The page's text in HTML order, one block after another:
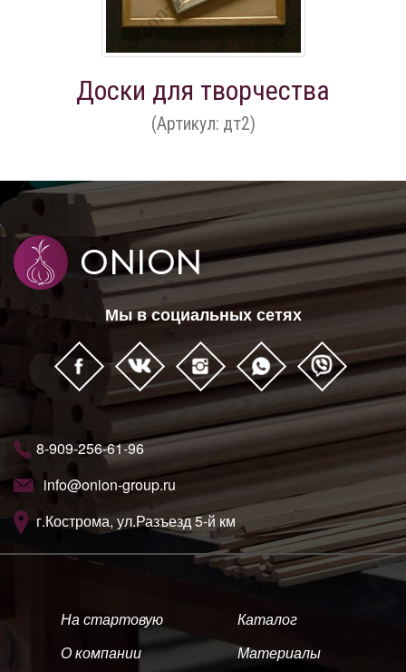
Доски для творчества
(Артикул: дт2)
Мы в социальных сетях
8-909-256-61-96
info@onion-group.ru
г.Кострома, ул.Разъезд 5-й км
На стартовую
О компании
Каталог
Материалы